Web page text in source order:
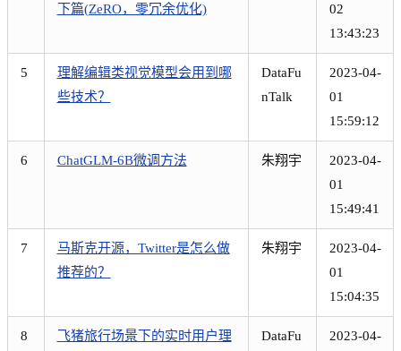
下篇(ZeRO，零冗余优化)
02
13:43:23
5
理解编辑类视觉模型会用到哪
些技术？
DataFu
nTalk
2023-04-
01
15:59:12
6 ChatGLM-6B微调方法 朱翔宇
2023-04-
01
15:49:41
7
马斯克开源，Twitter是怎么做
推荐的？
朱翔宇
2023-04-
01
15:04:35
8
飞猪旅行场景下的实时用户理
DataFu
2023-04-